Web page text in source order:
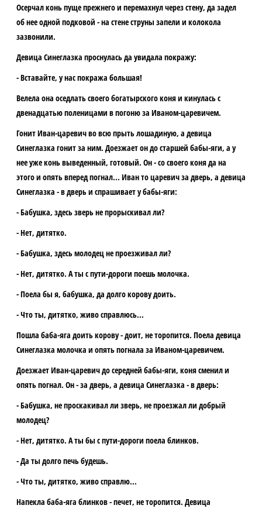
Осерчал конь пуще прежнего и перемахнул через стену, да задел
об нее одной подковой - на стене струны запели и колокола
зазвонили.
Девица Синеглазка проснулась да увидала покражу:
- Вставайте, у нас покража большая!
Велела она оседлать своего богатырского коня и кинулась с
двенадцатью поленицами в погоню за Иваном-царевичем.
Гонит Иван-царевич во всю прыть лошадиную, а девица
Синеглазка гонит за ним. Доезжает он до старшей бабы-яги, а у
нее уже конь выведенный, готовый. Он - со своего коня да на
этого и опять вперед погнал... Иван то царевич за дверь, а девица
Синеглазка - в дверь и спрашивает у бабы-яги:
- Бабушка, здесь зверь не прорыскивал ли?
- Нет, дитятко.
- Бабушка, здесь молодец не проезживал ли?
- Нет, дитятко. А ты с пути-дороги поешь молочка.
- Поела бы я, бабушка, да долго корову доить.
- Что ты, дитятко, живо справлюсь...
Пошла баба-яга доить корову - доит, не торопится. Поела девица
Синеглазка молочка и опять погнала за Иваном-царевичем.
Доезжает Иван-царевич до середней бабы-яги, коня сменил и
опять погнал. Он - за дверь, а девица Синеглазка - в дверь:
- Бабушка, не проскакивал ли зверь, не проезжал ли добрый
молодец?
- Нет, дитятко. А ты бы с пути-дороги поела блинков.
- Да ты долго печь будешь.
- Что ты, дитятко, живо справлю...
Напекла баба-яга блинков - печет, не торопится. Девица